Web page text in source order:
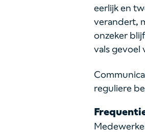
eerlijk en
verandert,
onzeker
vals gevoel
reguliere